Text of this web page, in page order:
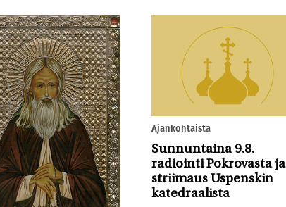
Ajankohtaista
Sunnuntaina 9.8.
radiointi Pokrovasta ja
striimaus Uspenskin
katedraalista